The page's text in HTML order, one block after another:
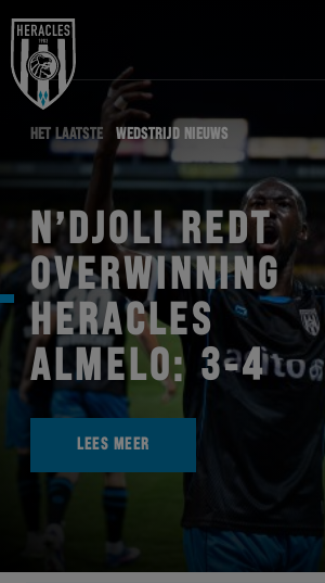
HET LAATSTE WEDSTRIJD NIEUWS
N’DJOLI REDT
OVERWINNING
HERACLES
ALMELO: 3-4
LEES MEER